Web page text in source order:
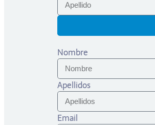
Nombre
Apellidos
Email